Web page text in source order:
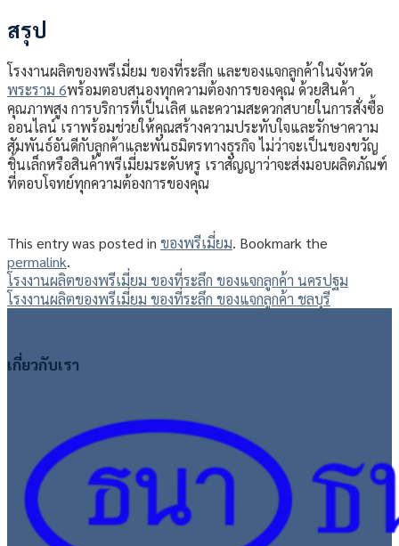
สรุป
โรงงานผลิตของพรีเมี่ยม ของที่ระลึก และของแจกลูกค้าในจังหวัด
พระราม 6พร้อมตอบสนองทุกความต้องการของคุณ ด้วยสินค้า
คุณภาพสูง การบริการที่เป็นเลิศ และความสะดวกสบายในการสั่งซื้อ
ออนไลน์ เราพร้อมช่วยให้คุณสร้างความประทับใจและรักษาความ
สัมพันธ์อันดีกับลูกค้าและพันธมิตรทางธุรกิจ ไม่ว่าจะเป็นของขวัญ
ชิ้นเล็กหรือสินค้าพรีเมี่ยมระดับหรู เราสัญญาว่าจะส่งมอบผลิตภัณฑ์
ที่ตอบโจทย์ทุกความต้องการของคุณ
This entry was posted in ของพรีเมี่ยม. Bookmark the
permalink.
โรงงานผลิตของพรีเมี่ยม ของที่ระลึก ของแจกลูกค้า นครปฐม
โรงงานผลิตของพรีเมี่ยม ของที่ระลึก ของแจกลูกค้า ชลบุรี
เกี่ยวกับเรา